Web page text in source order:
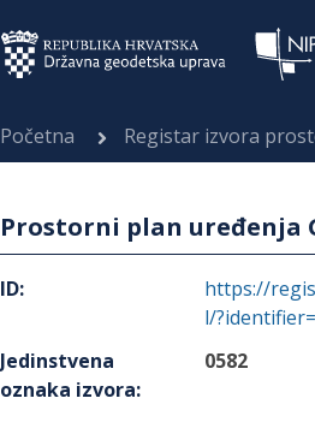
Početna Registar izvora
Prostorni plan uređenja
ID:
https://
l/
Jedinstvena
oznaka izvora:
0582